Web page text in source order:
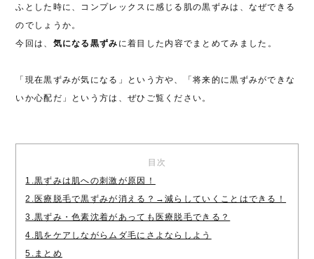
ふとした時に、コンプレックスに感じる肌の黒ずみは、なぜできる
のでしょうか。
今回は、 気になる黒ずみ に着目した内容でまとめてみました。
「現在黒ずみが気になる」という方や、「将来的に黒ずみができな
いか心配だ」という方は、ぜひご覧ください。
目次
1.黒ずみは肌への刺激が原因！
2.医療脱毛で黒ずみが消える？→減らしていくことはできる！
3.黒ずみ・色素沈着があっても医療脱毛できる？
4.肌をケアしながらムダ毛にさよならしよう
5.まとめ